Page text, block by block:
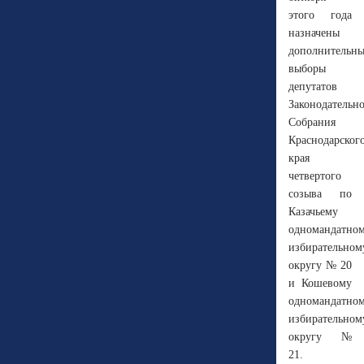
этого года
назначены
выборы
депутатов
Собрания
края
четвертого
созыва по
Казачьему
округу № 20
и Кошевому
округу №
21.